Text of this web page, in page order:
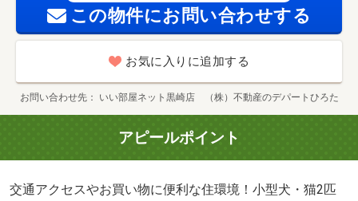
この物件にお問い合わせする
お気に入りに追加する
お問い合わせ先 いい部屋ネット黒崎店 （株）不動産のデパートひろた
アピールポイント
交通アクセスやお買い物に便利な住環境！小型犬・猫2匹